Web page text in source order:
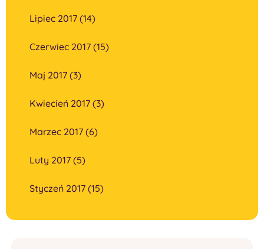
Lipiec 2017 (14)
Czerwiec 2017 (15)
Maj 2017 (3)
Kwiecień 2017 (3)
Marzec 2017 (6)
Luty 2017 (5)
Styczeń 2017 (15)